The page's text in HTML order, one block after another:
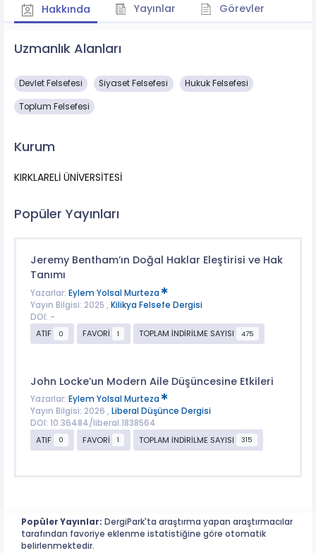
Hakkında Yayınlar Görevler
Uzmanlık Alanları
Devlet Felsefesi Siyaset Felsefesi Hukuk Felsefesi
Toplum Felsefesi
Kurum
KIRKLARELİ ÜNİVERSİTESİ
Popüler Yayınları
Jeremy Bentham’ın Doğal Haklar Eleştirisi ve Hak
Tanımı
Yazarlar: Eylem Yolsal Murteza
Yayın Bilgisi: 2025 , Kilikya Felsefe Dergisi
DOI: -
ATIF
0 FAVORİ 1 TOPLAM İNDİRİLME SAYISI 475
John Locke’un Modern Aile Düşüncesine Etkileri
Yazarlar: Eylem Yolsal Murteza
Yayın Bilgisi: 2026 , Liberal Düşünce Dergisi
DOI: 10.36484/liberal.1838564
ATIF
0 FAVORİ 1 TOPLAM İNDİRİLME SAYISI 315
Popüler Yayınlar: DergiPark'ta araştırma yapan araştırmacılar
tarafından favoriye eklenme istatistiğine göre otomatik
belirlenmektedir.